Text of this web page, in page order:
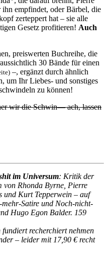
empfindet, oder Bärbel, die
zerteppert hat – sie alle
Gesetz profitieren! Auch
preiswerten Buchreihe, die
30 Bände für einen
–, ergänzt durch ähnlich
um Ihr Liebes- und sonstiges
zu können!
wir die Schwin— ach, lassen
im Universum: Kritik der
von Rhonda Byrne, Pierre
und Kurt Tepperwein – auf
Satire und Noch-nicht-
Hugo Egon Balder. 159
recherchiert nehmen
– leider mit 17,90 € recht